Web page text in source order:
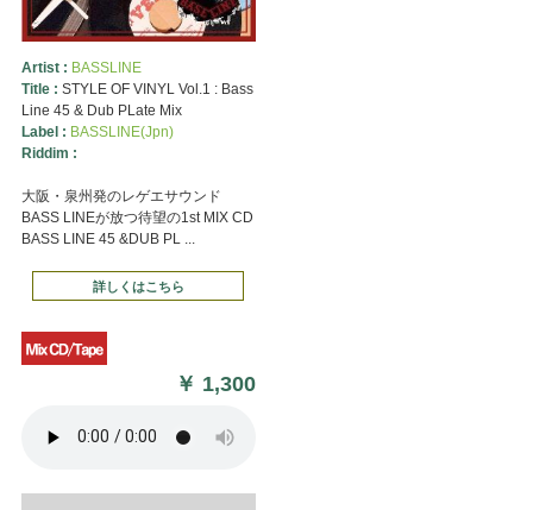
Artist : BASSLINE
Title : STYLE OF VINYL Vol.1 : Bass
Line 45 & Dub PLate Mix
Label : BASSLINE(Jpn)
Riddim :
大阪・泉州発のレゲエサウンド
BASS LINEが放つ待望の1st MIX CD
BASS LINE 45 &DUB PL ...
詳しくはこちら
￥ 1,300